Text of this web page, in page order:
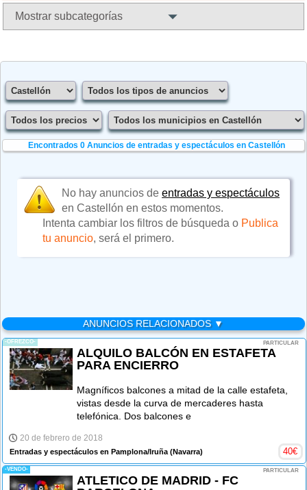
Mostrar subcategorías
Encontrados 0 Anuncios de entradas y espectáculos en Castellón
No hay anuncios deentradas y espectáculos
en Castellón en estos momentos.
Intenta cambiar los filtros de búsqueda o Publica
tu anuncio, será el primero.
ANUNCIOS RELACIONADOS ▼
-OFREZCO- PARTICULAR
ALQUILO BALCÓN EN ESTAFETA
PARA ENCIERRO
Magníficos balcones a mitad de la calle estafeta,
vistas desde la curva de mercaderes hasta
telefónica. Dos balcones e
20 de febrero de 2018
Entradas y espectáculos en Pamplona/Iruña (Navarra) 40€
-VENDO- PARTICULAR
ATLETICO DE MADRID - FC